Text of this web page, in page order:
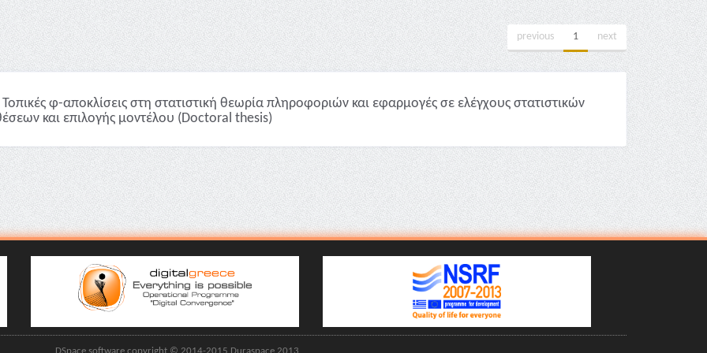
previous 1 next
φ-αποκλίσεις στη στατιστική θεωρία πληροφοριών και εφαρμογές σε ελέγχους στατιστικών
και επιλογής μοντέλου (Doctoral thesis)